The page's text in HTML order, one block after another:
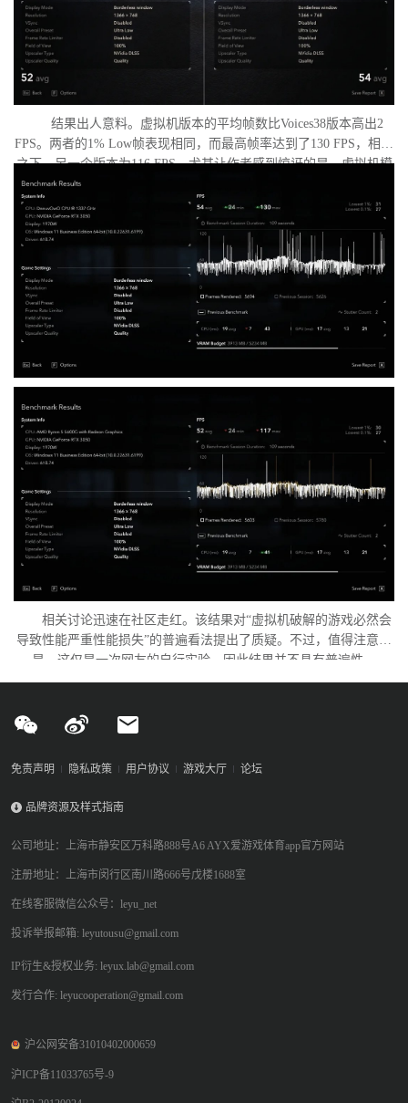
结果出人意料。虚拟机版本的平均帧数比Voices38版本高出2
FPS。两者的1% Low帧表现相同，而最高帧率达到了130 FPS，相比
之下，另一个版本为116 FPS。尤其让作者感到惊讶的是，虚拟机模
式下的优化竟如此之好。从理论上讲，额外的虚拟化层应该会给处
理器带来负担并降低性能，但实际上并没有发生这种情况。
相关讨论迅速在社区走红。该结果对“虚拟机破解的游戏必然会
导致性能严重性能损失”的普遍看法提出了质疑。不过，值得注意的
是，这仅是一次网友的自行实验，因此结果并不具有普遍性。
免责声明 隐私政策 用户协议 游戏大厅 论坛
品牌资源及样式指南
公司地址：上海市静安区万科路888号A6 AYX爱游戏体育app官方网站
注册地址：上海市闵行区南川路666号戊楼1688室
在线客服微信公众号：leyu_net
投诉举报邮箱: leyutousu@gmail.com
IP衍生&授权业务: leyux.lab@gmail.com
发行合作: leyucooperation@gmail.com
沪公网安备31010402000659
沪ICP备11033765号-9